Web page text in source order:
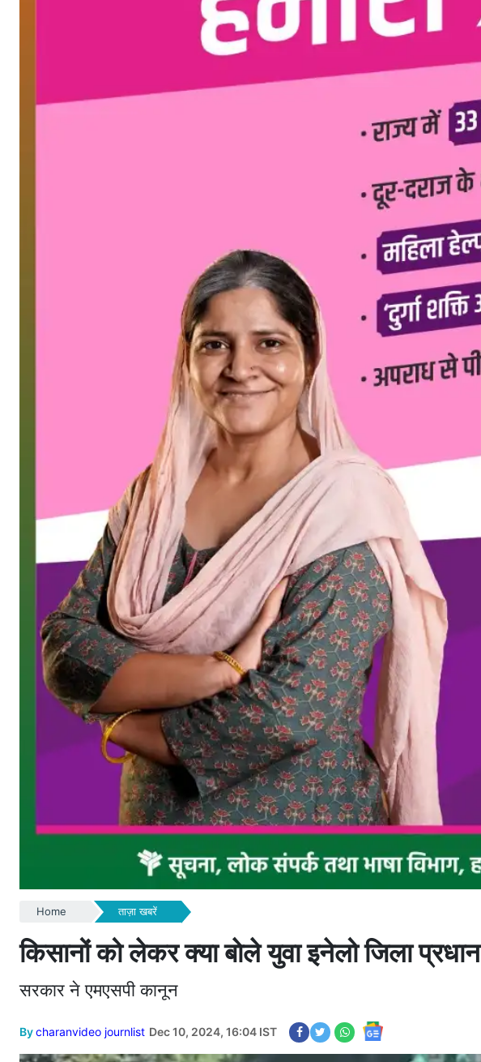
Home ताज़ा खबरें
किसानों को लेकर क्या बाेले युवा इनेलो जिला प्रधान
सरकार ने एमएसपी कानून
Bycharanvideo journlist Dec 10, 2024, 16:04 IST